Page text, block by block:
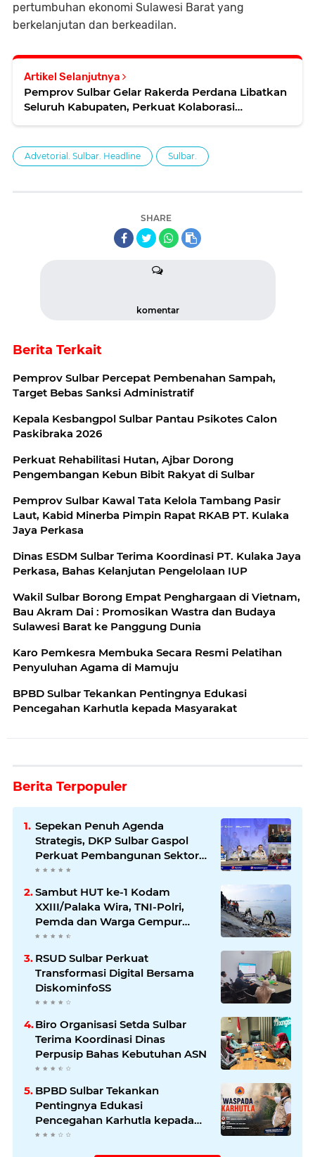
pertumbuhan ekonomi Sulawesi Barat yang
berkelanjutan dan berkeadilan.
Artikel Selanjutnya
Pemprov Sulbar Gelar Rakerda Perdana Libatkan
Seluruh Kabupaten, Perkuat Kolaborasi
Advetorial. Sulbar. Headline Sulbar.
SHARE
komentar
Berita Terkait
Pemprov Sulbar Percepat Pembenahan Sampah,
Target Bebas Sanksi Administratif
Kepala Kesbangpol Sulbar Pantau Psikotes Calon
Paskibraka 2026
Perkuat Rehabilitasi Hutan, Ajbar Dorong
Pengembangan Kebun Bibit Rakyat di Sulbar
Pemprov Sulbar Kawal Tata Kelola Tambang Pasir
Laut, Kabid Minerba Pimpin Rapat RKAB PT. Kulaka
Jaya Perkasa
Dinas ESDM Sulbar Terima Koordinasi PT. Kulaka Jaya
Perkasa, Bahas Kelanjutan Pengelolaan IUP
Wakil Sulbar Borong Empat Penghargaan di Vietnam,
Bau Akram Dai : Promosikan Wastra dan Budaya
Sulawesi Barat ke Panggung Dunia
Karo Pemkesra Membuka Secara Resmi Pelatihan
Penyuluhan Agama di Mamuju
BPBD Sulbar Tekankan Pentingnya Edukasi
Pencegahan Karhutla kepada Masyarakat
Berita Terpopuler
Sepekan Penuh Agenda
Strategis, DKP Sulbar Gaspol
Perkuat Pembangunan Sektor
Kelautan dan Perikanan
Sambut HUT ke-1 Kodam
XXIII/Palaka Wira, TNI-Polri,
Pemda dan Warga Gempur
Sampah di Pantai Bahari
RSUD Sulbar Perkuat
Transformasi Digital Bersama
DiskominfoSS
Biro Organisasi Setda Sulbar
Terima Koordinasi Dinas
Perpusip Bahas Kebutuhan ASN
BPBD Sulbar Tekankan
Pentingnya Edukasi
Pencegahan Karhutla kepada
Masyarakat